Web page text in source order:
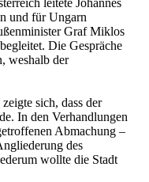
leitete Johannes
und für Ungarn
Graf Miklos
Die Gespräche
weshalb der
sich, dass der
In den Verhandlungen
Abmachung –
des
wollte die Stadt